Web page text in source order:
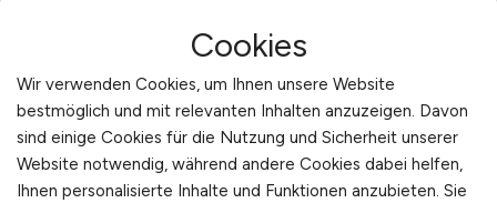
Du kannst dich klassisch bewerben, aber auch
spontan Kontakt aufnehmen oder ein anonymes
Kurzprofil hinterlassen. Viele Arbeitgeber
bieten inzwischen unkomplizierte
Bewerbungswege – online, mobil oder direkt
per Terminvereinbarung. Deine Bewerbung soll
zu dir passen – wir zeigen dir wie.
Cookies
Wir verwenden Cookies, um Ihnen unsere Website
bestmöglich und mit relevanten Inhalten anzuzeigen. Davon
sind einige Cookies für die Nutzung und Sicherheit unserer
Website notwendig, während andere Cookies dabei helfen,
Ihnen personalisierte Inhalte und Funktionen anzubieten. Sie